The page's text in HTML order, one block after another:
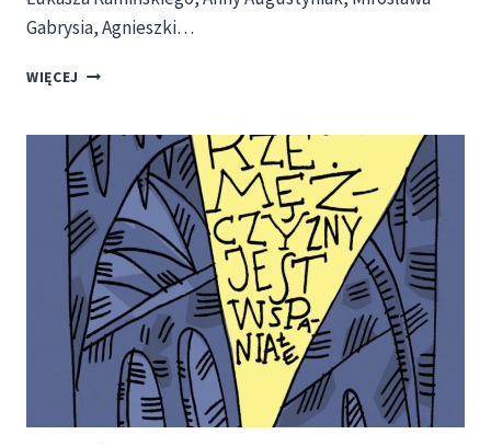
Gabrysia, Agnieszki…
WIĘCEJ AFRONT
2(16-
17)/2022